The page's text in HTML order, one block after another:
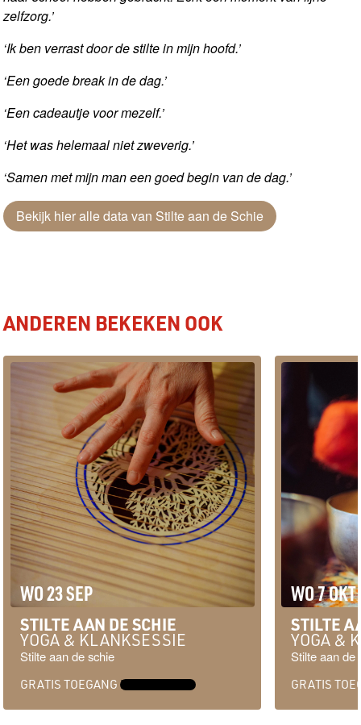
zelfzorg.’
‘Ik ben verrast door de stilte in mijn hoofd.’
‘Een goede break in de dag.’
‘Een cadeautje voor mezelf.’
‘Het was helemaal niet zweverig.’
‘Samen met mijn man een goed begin van de dag.’
Bekijk hier alle data van Stilte aan de Schie
ANDEREN BEKEKEN OOK
WO 23 SEP
STILTE AAN DE SCHIE
YOGA & KLANKSESSIE
Stilte aan de schie
GRATIS TOEGANG MEER INFO →
WO 7 OKT
STILTE
YOGA &
Stilte aan de
GRATIS